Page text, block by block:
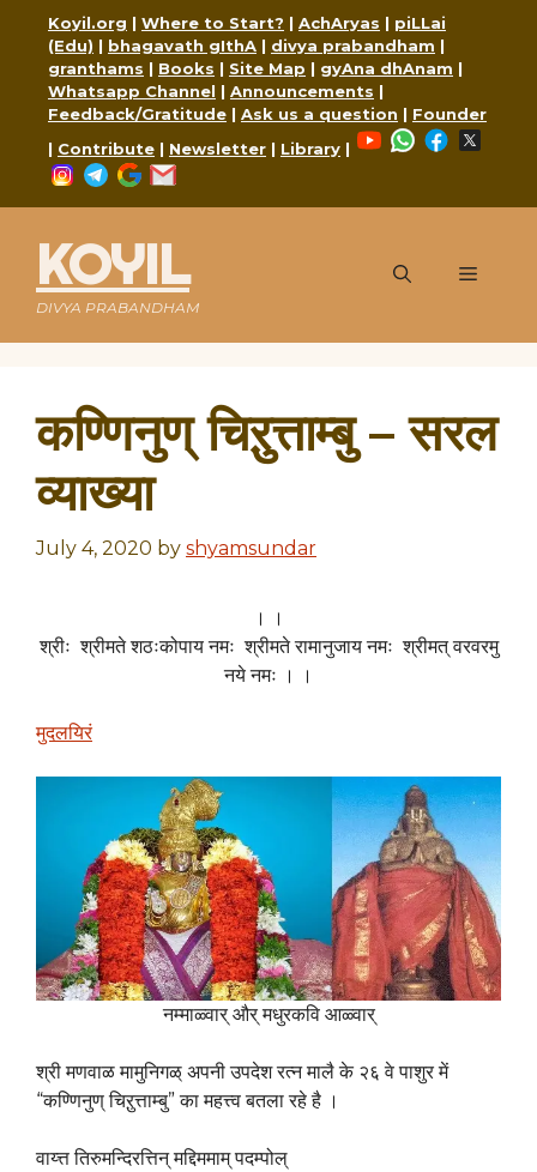
content
Koyil.org | Where to Start? | AchAryas | piLLai
(Edu) | bhagavath gIthA | divya prabandham |
granthams | Books | Site Map | gyAna dhAnam |
Whatsapp Channel | Announcements |
Feedback/Gratitude | Ask us a question | Founder
| Contribute | Newsletter | Library |
YouTubeWhatsApp
Facebook
Instagram
Telegram
Google
KOYIL
DIVYA PRABANDHAM
Menu
कण्णिनुण् चिऱुत्ताम्बु – सरल
व्याख्या
July 4, 2020 by shyamsundar
। ।
श्रीः श्रीमते शठःकोपाय नमः श्रीमते रामानुजाय नमः श्रीमत् वरवरमु
नये नमः । ।
मुदलयिरं
नम्माळ्वार् और् मधुरकवि आळ्वार्
श्री मणवाळ मामुनिगळ् अपनी उपदेश रत्न मालै के २६ वे पाशुर में
“कण्णिनुण् चिऱुत्ताम्बु” का महत्त्व बतला रहे है ।
वाय्त्त तिरुमन्दिरत्तिन् मद्दिममाम् पदम्पोल्